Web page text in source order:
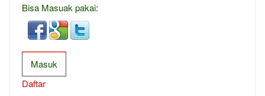
Bisa Masuak pakai:
Masuk
Daftar